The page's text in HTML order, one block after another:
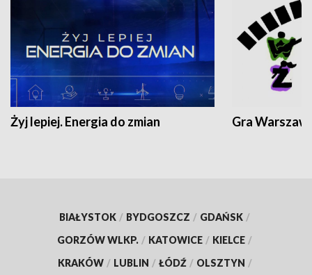
Żyj lepiej. Energia do zmian Gra
BIAŁYSTOK / BYDGOSZCZ / GDAŃSK /
GORZÓW WLKP. / KATOWICE / KIELCE /
KRAKÓW / LUBLIN / ŁÓDŹ / OLSZTYN /